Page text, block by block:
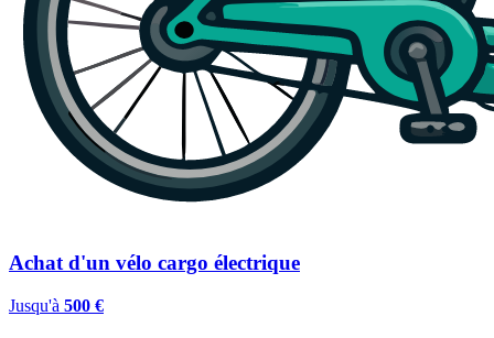
Achat d'un vélo cargo électrique
Jusqu'à 500 €